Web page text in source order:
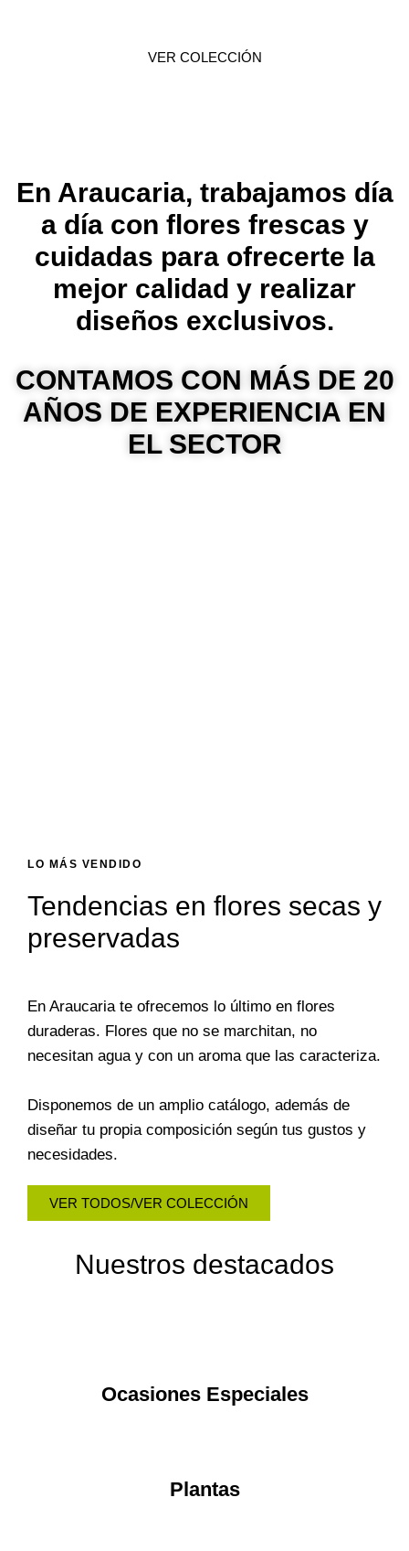
VER COLECCIÓN
En Araucaria, trabajamos día
a día con flores frescas y
cuidadas para ofrecerte la
mejor calidad y realizar
diseños exclusivos.
CONTAMOS CON MÁS DE 20
AÑOS DE EXPERIENCIA EN
EL SECTOR
LO MÁS VENDIDO
Tendencias en flores secas y
preservadas
En Araucaria te ofrecemos lo último en flores
duraderas. Flores que no se marchitan, no
necesitan agua y con un aroma que las caracteriza.
Disponemos de un amplio catálogo, además de
diseñar tu propia composición según tus gustos y
necesidades.
VER TODOS/VER COLECCIÓN
Nuestros destacados
Ocasiones Especiales
Plantas